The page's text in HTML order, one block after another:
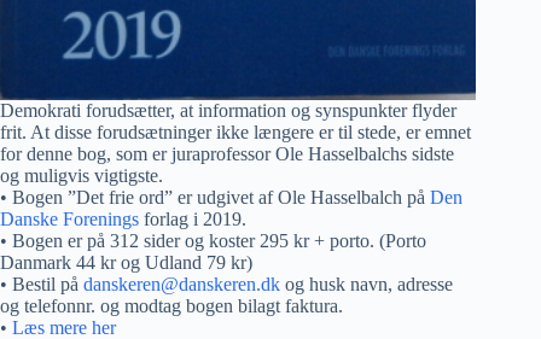
Demokrati forudsætter, at information og synspunkter flyder
frit. At disse forudsætninger ikke længere er til stede, er emnet
for denne bog, som er juraprofessor Ole Hasselbalchs sidste
og muligvis vigtigste.
• Bogen ”Det frie ord” er udgivet af Ole Hasselbalch på Den
Danske Forenings forlag i 2019.
• Bogen er på 312 sider og koster 295 kr + porto. (Porto
Danmark 44 kr og Udland 79 kr)
• Bestil på danskeren@danskeren.dk og husk navn, adresse
og telefonnr. og modtag bogen bilagt faktura.
• Læs mere her